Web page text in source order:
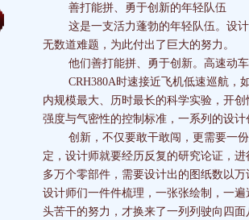
善打能拼、勇于创新的年轻队伍
这是一支活力蓬勃的年轻队伍。设计
无数道难题，为此付出了巨大的努力。
他们善打能拼、勇于创新。高速动车
CRH380A时速接近飞机低速巡航，如
内规模最大、历时最长的科学实验，开
强度与气密性的控制标准，一系列的设
创新，不仅要敢干敢闯，更需要一份
定，设计师就要经历反复的研究论证，
多万个零部件，需要设计出的图纸数以
设计师们一件件梳理，一张张绘制，一
头苦干的努力，才换来了一列列驶向四面